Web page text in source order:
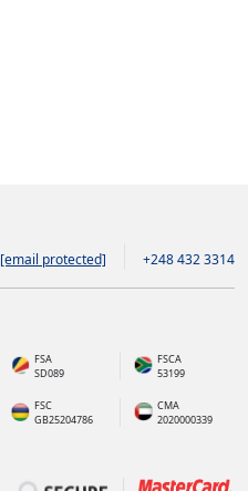
[email protected] +248 432 3314
FSA
SD089
FSCA
53199
FSC
GB25204786
CMA
2020000339